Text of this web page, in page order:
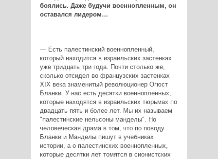
боялись. Даже будучи военнопленным, он
оставался лидером…
— Есть палестинский военнопленный,
который находится в израильских застенках
уже тридцать три года. Почти столько же,
сколько отсидел во французских застенках
XIX века знаменитый революционер Огюст
Бланки. У нас есть десятки военнопленных,
которые находятся в израильских тюрьмах по
двадцать пять и более лет. Мы их называем
"палестинские нельсоны манделы". Но
человеческая драма в том, что по поводу
Бланки и Манделы пишут в учебниках
истории, а о палестинских военнопленных,
которые десятки лет томятся в сионистских